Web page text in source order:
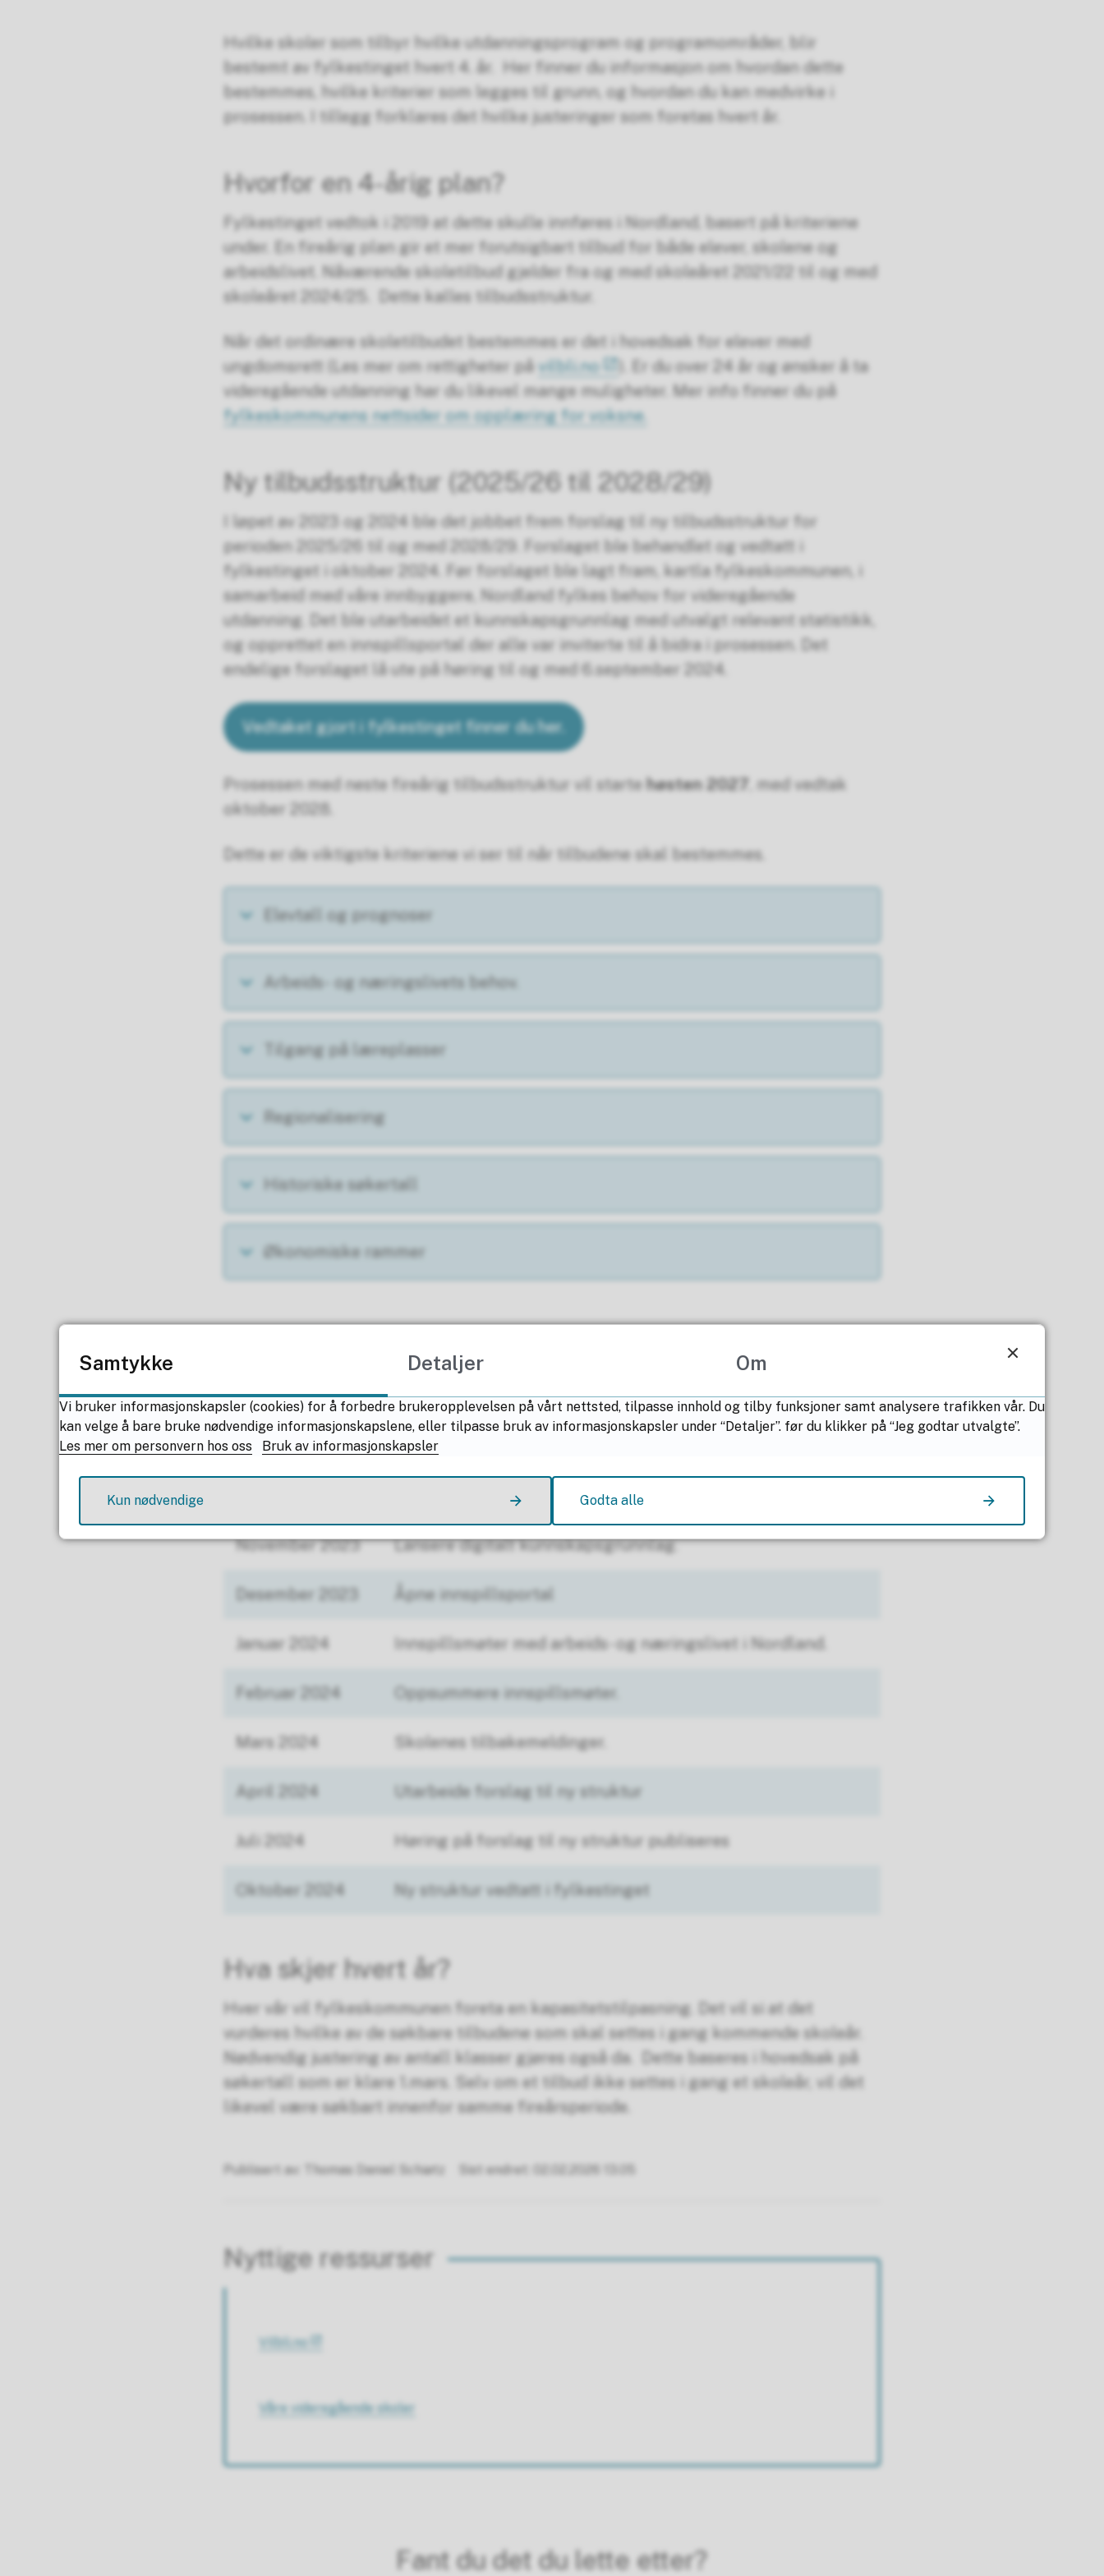
Hvilke skoler som tilbyr hvilke utdanningsprogram og programområder, blir
bestemt av fylkestinget hvert 4. år. Her finner du informasjon om hvordan dette
bestemmes, hvilke kriterier som legges til grunn, og hvordan du kan medvirke i
prosessen. I tillegg forklares det hvilke justeringer som foretas hvert år.
Hvorfor en 4-årig plan?
Fylkestinget vedtok i 2019 at dette skulle innføres i Nordland, basert på kriteriene
under. En fireårig plan gir et mer forutsigbart tilbud for både elever, skolene og
arbeidslivet. Nåværende skoletilbud gjelder fra og med skoleåret 2021/22 til og med
skoleåret 2024/25. ​ Dette kalles tilbudsstruktur.
Når det ordinære skoletilbudet bestemmes er det i hovedsak for elever med
ungdomsrett (Les mer om rettigheter på vilbli.no
). Er du over 24 år og ønsker å ta
videregående utdanning har du likevel mange muligheter. Mer info finner du på
fylkeskommunens nettsider om opplæring for voksne.
Ny tilbudsstruktur (2025/26 til 2028/29)
I løpet av 2023 og 2024 ble det jobbet frem forslag til ny tilbudsstruktur for
perioden 2025/26 til og med 2028/29. Forslaget ble behandlet og vedtatt i
fylkestinget i oktober 2024. Før forslaget ble lagt fram, kartla fylkeskommunen, i
samarbeid med våre innbyggere, Nordland fylkes behov for videregående
utdanning. Det ble utarbeidet et kunnskapsgrunnlag med utvalgt relevant statistikk,
og opprettet en innspillsportal der alle var inviterte til å bidra i prosessen. Det
endelige forslaget lå ute på høring til og med 6.september 2024.
Vedtaket gjort i fylkestinget finner du her.
Prosessen med neste fireårig tilbudsstruktur vil starte høsten 2027 , med vedtak
oktober 2028.
Dette er de viktigste kriteriene vi ser til når tilbudene skal bestemmes.
Elevtall og prognoser
Arbeids- og næringslivets behov.
Tilgang på læreplasser
Regionalisering
Historiske søkertall
Økonomiske rammer
Kunnskapsgrunnlag
Tidslinje ny tilbudsstruktur 2025-26 til 2028-2029
November 2023 Lansere digitalt kunnskapsgrunnlag.
Desember 2023 Åpne innspillsportal
Januar 2024 Innspillsmøter med arbeids- og næringslivet i Nordland.
Februar 2024 Oppsummere innspillsmøter.
Mars 2024 Skolenes tilbakemeldinger.
April 2024 Utarbeide forslag til ny struktur
Juli 2024 Høring på forslag til ny struktur publiseres
Oktober 2024 Ny struktur vedtatt i fylkestinget
Hva skjer hvert år?
Hver vår vil fylkeskommunen foreta en kapasitetstilpasning. Det vil si at det
vurderes hvilke av de søkbare tilbudene som skal settes i gang kommende skoleår.
Nødvendig justering av antall klasser gjøres også da. Dette baseres i hovedsak på
søkertall som er klare 1.mars. Selv om et tilbud ikke settes i gang et skoleår, vil det
likevel være søkbart innenfor samme fireårsperiode.
Publisert av Thomas Daniel Schiøtz Sist endret
Nyttige ressurser
Vilbli.no
Våre videregående skoler
Fant du det du lette etter?
Samtykke Detaljer Om
Vi bruker informasjonskapsler (cookies) for å forbedre brukeropplevelsen på vårt nettsted, tilpasse innhold og tilby funksjoner samt analysere trafikken vår. Du
kan velge å bare bruke nødvendige informasjonskapslene, eller tilpasse bruk av informasjonskapsler under “Detaljer”. før du klikker på “Jeg godtar utvalgte”.
Les mer om personvern hos oss
Bruk av informasjonskapsler
Kun nødvendige Godta alle